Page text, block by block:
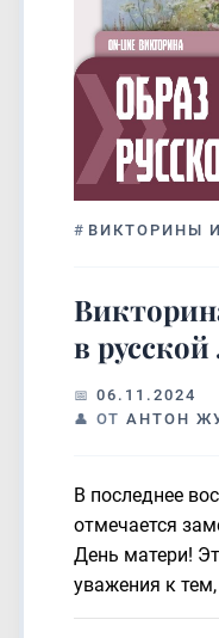
# ВИКТОРИНЫ
в русской
06.11.2024
ОТ АНТОН
В последнее
отмечается
День матери!
уважения к